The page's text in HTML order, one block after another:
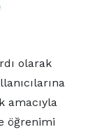
olarak
amacıyla
öğrenimi